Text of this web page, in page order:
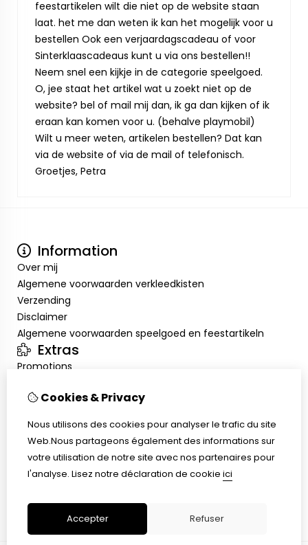
feestartikelen wilt die niet op de website staan
laat. het me dan weten ik kan het mogelijk voor u
bestellen Ook een verjaardagscadeau of voor
Sinterklaascadeaus kunt u via ons bestellen!!
Neem snel een kijkje in de categorie speelgoed.
O, jee staat het artikel wat u zoekt niet op de
website? bel of mail mij dan, ik ga dan kijken of ik
eraan kan komen voor u. (behalve playmobil)
Wilt u meer weten, artikelen bestellen? Dat kan
via de website of via de mail of telefonisch.
Groetjes, Petra
Information
Over mij
Algemene voorwaarden verkleedkisten
Verzending
Disclaimer
Algemene voorwaarden speelgoed en feestartikeln
Extras
Promotions
Inloggen
Service client
Retour de marchandise
Cookies & Privacy
Nous utilisons des cookies pour analyser le trafic du site
Web.Nous partageons également des informations sur
votre utilisation de notre site avec nos partenaires pour
l'analyse. Lisez notre déclaration de cookie ici
Accepter Refuser